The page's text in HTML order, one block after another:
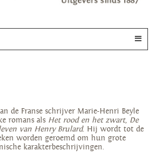
de Franse schrijver Marie-Henri Beyle
romans als Het rood en het zwart, De
van Henry Brulard. Hij wordt tot de
worden geroemd om hun grote
karakterbeschrijvingen.